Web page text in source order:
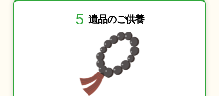
5 遺品のご供養